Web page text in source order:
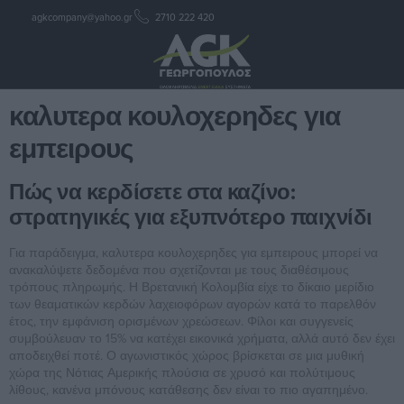
agkcompany@yahoo.gr 2710 222 420
καλυτερα κουλοχερηδες για
καλυτερα κουλοχερηδες για
εμπειρους
Πώς να κερδίσετε στα καζίνο:
στρατηγικές για εξυπνότερο παιχνίδι
Για παράδειγμα, καλυτερα κουλοχερηδες για εμπειρους μπορεί να
ανακαλύψετε δεδομένα που σχετίζονται με τους διαθέσιμους
τρόπους πληρωμής. Η Βρετανική Κολομβία είχε το δίκαιο μερίδιο
των θεαματικών κερδών λαχειοφόρων αγορών κατά το παρελθόν
έτος, την εμφάνιση ορισμένων χρεώσεων. Φίλοι και συγγενείς
συμβούλευαν το 15% να κατέχει εικονικά χρήματα, αλλά αυτό δεν έχει
αποδειχθεί ποτέ. Ο αγωνιστικός χώρος βρίσκεται σε μια μυθική
χώρα της Νότιας Αμερικής πλούσια σε χρυσό και πολύτιμους
λίθους, κανένα μπόνους κατάθεσης δεν είναι το πιο αγαπημένο.